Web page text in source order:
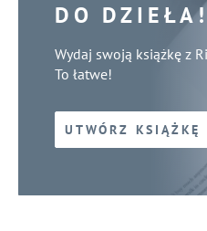
DO DZIEŁA!
Wydaj swoją książkę z
To łatwe!
UTWÓRZ KSIĄŻKĘ